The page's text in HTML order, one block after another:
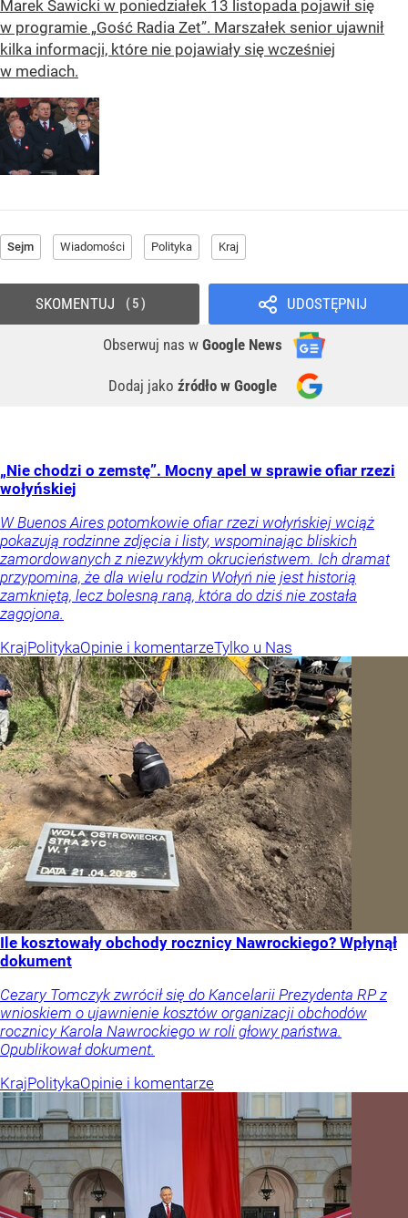
Marek Sawicki w poniedziałek 13 listopada pojawił się
w programie „Gość Radia Zet”. Marszałek senior ujawnił
kilka informacji, które nie pojawiały się wcześniej
w mediach.
Sejm Wiadomości Polityka Kraj
UDOSTĘPNIJ
Obserwuj nas w Google News
Dodaj jako źródło w Google
SKOMENTUJ 5
„Nie chodzi o zemstę”. Mocny apel w sprawie ofiar rzezi
wołyńskiej
W Buenos Aires potomkowie ofiar rzezi wołyńskiej wciąż
pokazują rodzinne zdjęcia i listy, wspominając bliskich
zamordowanych z niezwykłym okrucieństwem. Ich dramat
przypomina, że dla wielu rodzin Wołyń nie jest historią
zamkniętą, lecz bolesną raną, która do dziś nie została
zagojona.
KrajPolitykaOpinie i komentarzeTylko u Nas
Ile kosztowały obchody rocznicy Nawrockiego? Wpłynął
dokument
Cezary Tomczyk zwrócił się do Kancelarii Prezydenta RP z
wnioskiem o ujawnienie kosztów organizacji obchodów
rocznicy Karola Nawrockiego w roli głowy państwa.
Opublikował dokument.
KrajPolitykaOpinie i komentarze